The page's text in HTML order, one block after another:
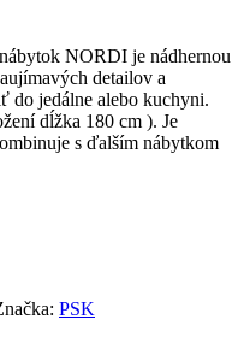
NORDI je nádhernou
detailov a
do jedálne alebo kuchyni.
dĺžka 180 cm ). Je
s ďalším nábytkom
PSK